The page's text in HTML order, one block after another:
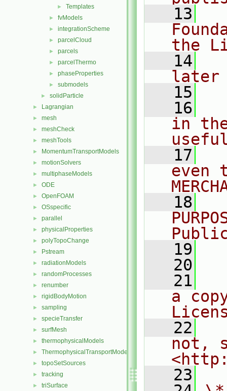
► Templates
► fvModels
► integrationScheme
► parcelCloud
► parcels
► parcelThermo
► phaseProperties
► submodels
► solidParticle
► Lagrangian
► mesh
► meshCheck
► meshTools
► MomentumTransportModels
► motionSolvers
► multiphaseModels
► ODE
► OpenFOAM
► OSspecific
► parallel
► physicalProperties
► polyTopoChange
► Pstream
► radiationModels
► randomProcesses
► renumber
► rigidBodyMotion
► sampling
► specieTransfer
► surfMesh
► thermophysicalModels
► ThermophysicalTransportModels
► topoSetSources
► tracking
► triSurface
   13
the
   14
later
   15
   16
in
   17
even
   18
   19
   20
   21
a
   22
not,
   23